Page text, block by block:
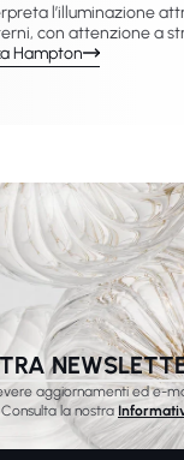
l’illuminazione
con attenzione a
di
create con Visual
Hampton
aggiornamenti ed e-
la nostra